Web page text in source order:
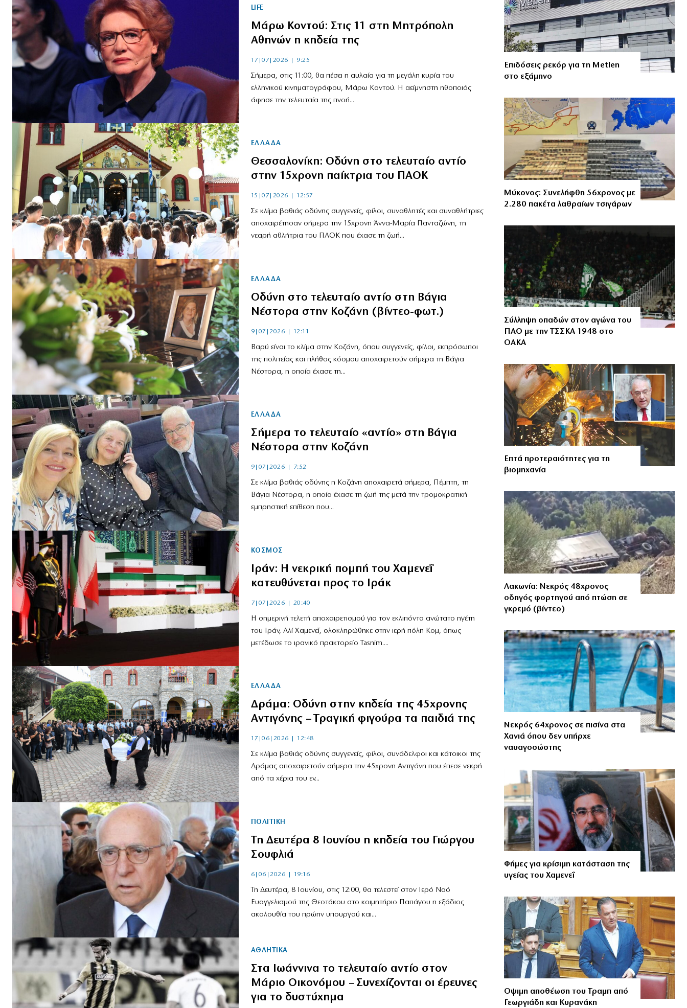
LIFE
Μάρω Κοντού: Στις 11 στη Μητρόπολη
Αθηνών η κηδεία της
17|07|2026 | 9:25
Σήμερα, στις 11:00, θα πέσει η αυλαία για τη μεγάλη κυρία του
ελληνικού κινηματογράφου, Μάρω Κοντού. Η αείμνηστη ηθοποιός
άφησε την τελευταία της πνοή...
ΕΛΛΑΔΑ
Θεσσαλονίκη: Οδύνη στο τελευταίο αντίο
στην 15χρονη παίκτρια του ΠΑΟΚ
15|07|2026 | 12:57
Σε κλίμα βαθιάς οδύνης συγγενείς, φίλοι, συναθλητές και συναθλήτριες
αποχαιρέτησαν σήμερα την 15χρονη Άννα-Μαρία Πανταζώνη, τη
νεαρή αθλήτρια του ΠΑΟΚ που έχασε τη ζωή...
ΕΛΛΑΔΑ
Οδύνη στο τελευταίο αντίο στη Βάγια
Νέστορα στην Κοζάνη (βίντεο-φωτ.)
9|07|2026 | 12:11
Βαρύ είναι το κλίμα στην Κοζάνη, όπου συγγενείς, φίλοι, εκπρόσωποι
της πολιτείας και πλήθος κόσμου αποχαιρετούν σήμερα τη Βάγια
Νέστορα, η οποία έχασε τη...
ΕΛΛΑΔΑ
Σήμερα το τελευταίο «αντίο» στη Βάγια
Νέστορα στην Κοζάνη
9|07|2026 | 7:52
Σε κλίμα βαθιάς οδύνης η Κοζάνη αποχαιρετά σήμερα, Πέμπτη, τη
Βάγια Νέστορα, η οποία έχασε τη ζωή της μετά την τρομοκρατική
εμπρηστική επίθεση που...
ΚΟΣΜΟΣ
Ιράν: Η νεκρική πομπή του Χαμενεΐ
κατευθύνεται προς το Ιράκ
7|07|2026 | 20:40
Η σημερινή τελετή αποχαιρετισμού για τον εκλιπόντα ανώτατο ηγέτη
του Ιράν, Αλί Χαμενεΐ, ολοκληρώθηκε στην ιερή πόλη Κομ, όπως
μετέδωσε το ιρανικό πρακτορείο Tasnim....
ΕΛΛΑΔΑ
Δράμα: Οδύνη στην κηδεία της 45χρονης
Αντιγόνης – Τραγική φιγούρα τα παιδιά της
17|06|2026 | 12:48
Σε κλίμα βαθιάς οδύνης συγγενείς, φίλοι, συνάδελφοι και κάτοικοι της
Δράμας αποχαιρετούν σήμερα την 45χρονη Αντιγόνη που έπεσε νεκρή
από τα χέρια του εν...
ΠΟΛΙΤΙΚΗ
Τη Δευτέρα 8 Ιουνίου η κηδεία του Γιώργου
Σουφλιά
6|06|2026 | 19:16
Τη Δευτέρα, 8 Ιουνίου, στις 12:00, θα τελεστεί στον Ιερό Ναό
Ευαγγελισμού της Θεοτόκου στο κοιμητήριο Παπάγου η εξόδιος
ακολουθία του πρώην υπουργού και...
ΑΘΛΗΤΙΚΑ
Στα Ιωάννινα το τελευταίο αντίο στον
Μάριο Οικονόμου – Συνεχίζονται οι έρευνες
για το δυστύχημα
Επιδόσεις ρεκόρ για τη Metlen
στο εξάμηνο
Μύκονος: Συνελήφθη 56χρονος με
2.280 πακέτα λαθραίων τσιγάρων
Σύλληψη οπαδών στον αγώνα του
ΠΑΟ με την ΤΣΣΚΑ 1948 στο
ΟΑΚΑ
Επτά προτεραιότητες για τη
βιομηχανία
Λακωνία: Νεκρός 48χρονος
οδηγός φορτηγού από πτώση σε
γκρεμό (βίντεο)
Νεκρός 64χρονος σε πισίνα στα
Χανιά όπου δεν υπήρχε
ναυαγοσώστης
Φήμες για κρίσιμη κατάσταση της
υγείας του Χαμενεΐ
Οψιμη αποθέωση του Τραμπ από
Γεωργιάδη και Κυρανάκη